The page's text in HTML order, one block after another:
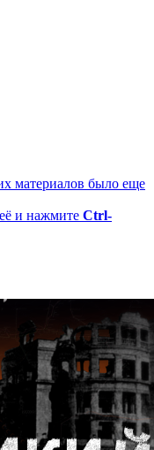
материалов было еще
и нажмите Ctrl-